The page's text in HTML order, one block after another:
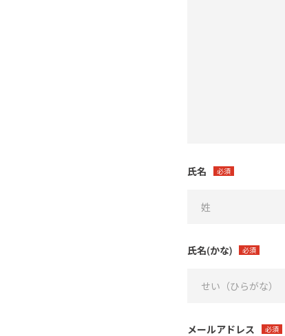
氏名 必須
氏名(かな) 必須
メールアドレス 必須